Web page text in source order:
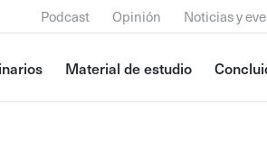
Podcast Opinión Noticias y
Material de estudio